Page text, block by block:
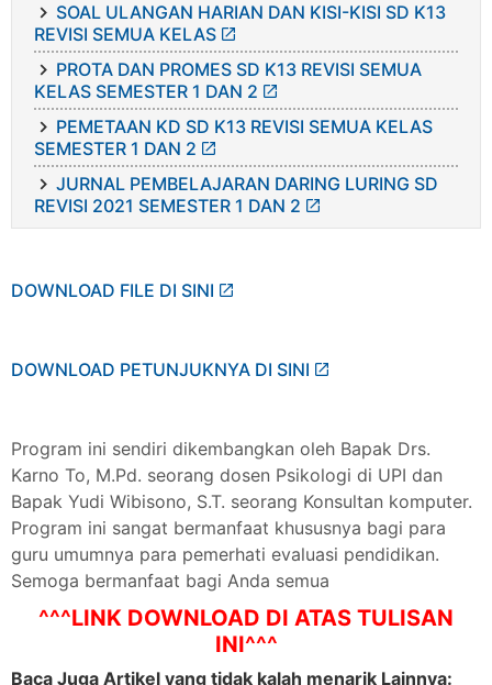
SOAL ULANGAN HARIAN DAN KISI-KISI SD K13
REVISI SEMUA KELAS
PROTA DAN PROMES SD K13 REVISI SEMUA
KELAS SEMESTER 1 DAN 2
PEMETAAN KD SD K13 REVISI SEMUA KELAS
SEMESTER 1 DAN 2
JURNAL PEMBELAJARAN DARING LURING SD
REVISI 2021 SEMESTER 1 DAN 2
DOWNLOAD FILE DI SINI
DOWNLOAD PETUNJUKNYA DI SINI
Program ini sendiri dikembangkan oleh Bapak Drs.
Karno To, M.Pd. seorang dosen Psikologi di UPI dan
Bapak Yudi Wibisono, S.T. seorang Konsultan komputer.
Program ini sangat bermanfaat khususnya bagi para
guru umumnya para pemerhati evaluasi pendidikan.
Semoga bermanfaat bagi Anda semua
^^^LINK DOWNLOAD DI ATAS TULISAN
INI^^^
Baca Juga Artikel yang tidak kalah menarik Lainnya: